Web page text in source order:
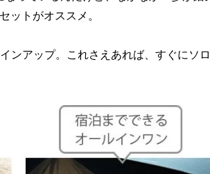
トがオススメ。
ンアップ。これさえあれば、すぐにソロ